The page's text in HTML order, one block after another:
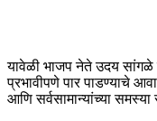
यावेळी भाजप नेते उदय सांगळे
प्रभावीपणे पार पाडण्याचे
आणि सर्वसामान्यांच्या